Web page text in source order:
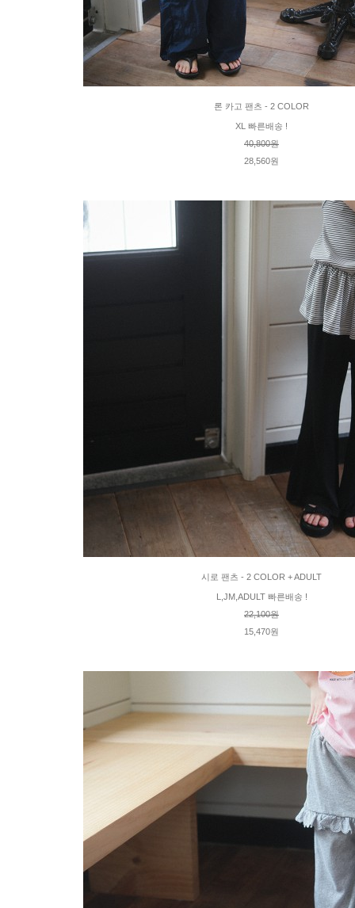
론 카고 팬츠 - 2 COLOR
XL 빠른배송 !
40,800원
28,560원
시로 팬츠 - 2 COLOR + ADULT
L,JM,ADULT 빠른배송 !
22,100원
15,470원